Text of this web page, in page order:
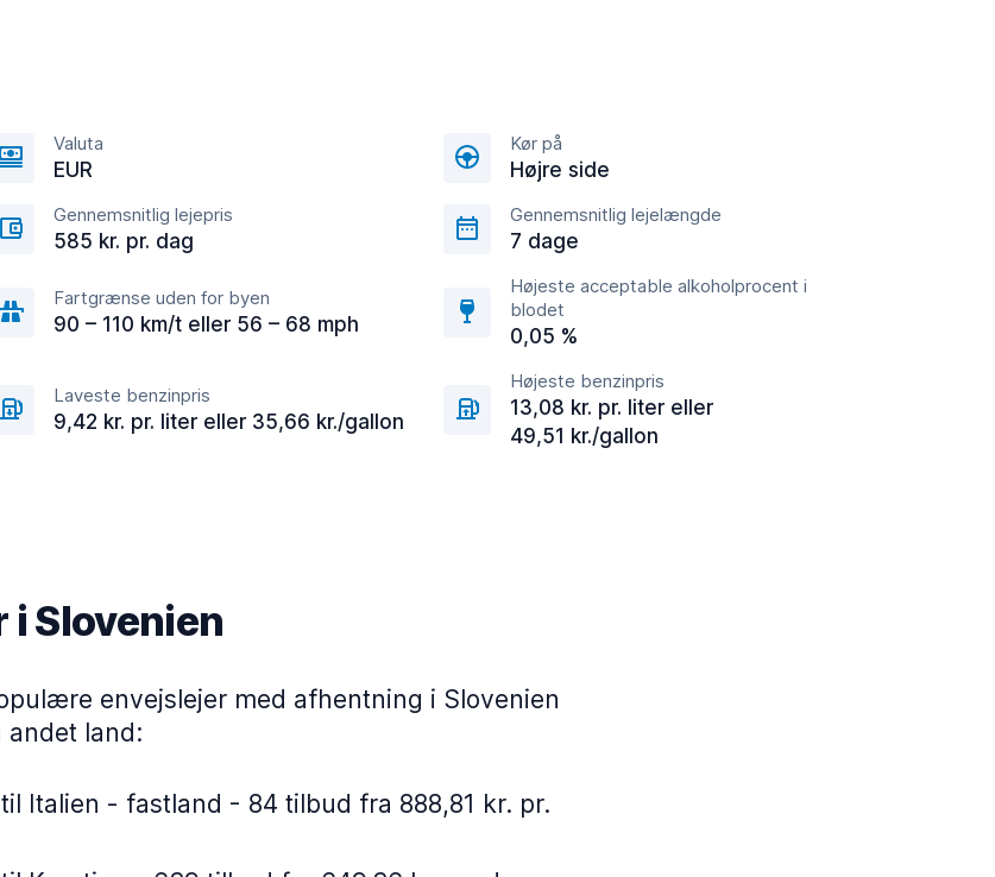
Valuta
EUR
Kør på
Højre side
Gennemsnitlig lejepris
585 kr. pr. dag
Gennemsnitlig lejelængde
7 dage
Fartgrænse uden for byen
90 – 110 km/t eller 56 – 68 mph
Højeste acceptable alkoholprocent i
blodet
0,05 %
Laveste benzinpris
9,42 kr. pr. liter eller 35,66 kr./gallon
Højeste benzinpris
13,08 kr. pr. liter eller
49,51 kr./gallon
i Slovenien
envejslejer med afhentning i Slovenien
andet land:
Italien - fastland - 84 tilbud fra 888,81 kr. pr.